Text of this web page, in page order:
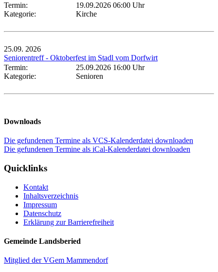
Termin:
19.09.2026 06:00 Uhr
Kategorie:
Kirche
25.09. 2026
Seniorentreff - Oktoberfest im Stadl vom Dorfwirt
Termin:
25.09.2026 16:00 Uhr
Kategorie:
Senioren
Downloads
Die gefundenen Termine als VCS-Kalenderdatei downloaden
Die gefundenen Termine als iCal-Kalenderdatei downloaden
Quicklinks
Kontakt
Inhaltsverzeichnis
Impressum
Datenschutz
Erklärung zur Barrierefreiheit
Gemeinde Landsberied
Mitglied der VGem Mammendorf